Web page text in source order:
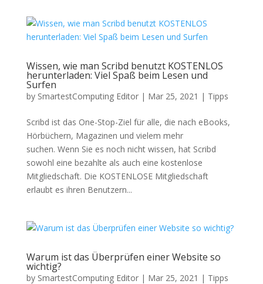
Wissen, wie man Scribd benutzt KOSTENLOS
herunterladen: Viel Spaß beim Lesen und
Surfen
by SmartestComputing Editor| Mar 25, 2021 | Tipps
Scribd ist das One-Stop-Ziel für alle, die nach eBooks,
Hörbüchern, Magazinen und vielem mehr
suchen. Wenn Sie es noch nicht wissen, hat Scribd
sowohl eine bezahlte als auch eine kostenlose
Mitgliedschaft. Die KOSTENLOSE Mitgliedschaft
erlaubt es ihren Benutzern...
Warum ist das Überprüfen einer Website so
wichtig?
by SmartestComputing Editor| Mar 25, 2021 | Tipps